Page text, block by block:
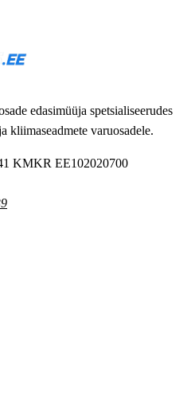
edasimüüja spetsialiseerudes
kliimaseadmete varuosadele.
KMKR EE102020700